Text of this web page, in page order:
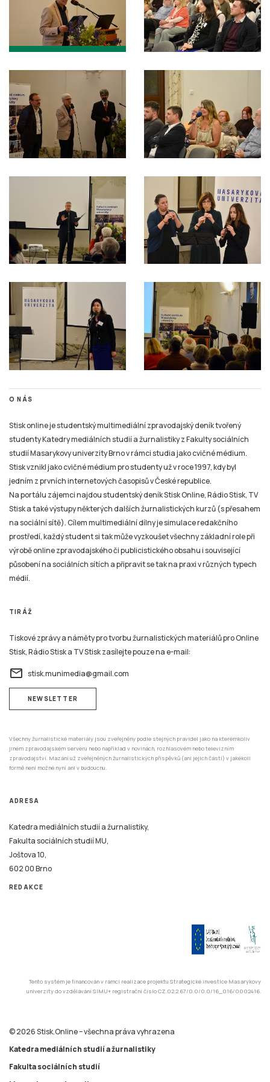
O NÁS
Stisk online je studentský multimediální zpravodajský deník tvořený
studenty Katedry mediálních studií a žurnalistiky z Fakulty sociálních
studií Masarykovy univerzity Brno v rámci studia jako cvičné médium.
Stisk vznikl jako cvičné médium pro studenty už v roce 1997, kdy byl
jedním z prvních internetových časopisů v České republice.
Na portálu zájemci najdou studentský deník Stisk Online, Rádio Stisk, TV
Stisk a také výstupy některých dalších žurnalistických kurzů (s přesahem
na sociální sítě). Cílem multimediální dílny je simulace redakčního
prostředí, každý student si tak může vyzkoušet všechny základní role při
výrobě online zpravodajského či publicistického obsahu i související
působení na sociálních sítích a připravit se tak na praxi v různých typech
médií.
TIRÁŽ
Tiskové zprávy a náměty pro tvorbu žurnalistických materiálů pro Online
Stisk, Rádio Stisk a TV Stisk zasílejte pouze na e-mail:
email stisk.munimedia@gmail.com
NEWSLETTER
Všechny žurnalistické materiály jsou zveřejněny podle stejných pravidel jako na kterémkoliv
jiném zpravodajském serveru nebo například v novinách, rozhlasovém nebo televizním
zpravodajství. Mazání už zveřejněných žurnalistických příspěvků (ani jejich částí) v jakékoli
formě není možné nyní ani v budoucnu.
ADRESA
Katedra mediálních studií a žurnalistiky,
Fakulta sociálních studií MU,
Joštova 10,
602 00 Brno
REDAKCE
Tento systém je financován v rámci realizace projektu Strategické investice Masarykovy
univerzity do vzdělávání SIMU+ registrační číslo CZ.02.2.67/0.0/0.0/16_016/0002416.
© 2026 Stisk.Online – všechna práva vyhrazena
Katedra mediálních studií a žurnalistiky
Fakulta sociálních studií